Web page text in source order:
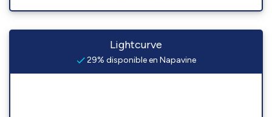
Lightcurve
29% disponible en Napavine